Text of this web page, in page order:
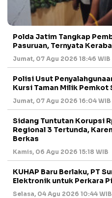
Polda Jatim Tangkap
Pasuruan, Ternyata
Jumat, 07 Agu 2026 18:46 WIB
Polisi Usut
Kursi Taman Milik Pemkot
Jumat, 07 Agu 2026 16:04 WIB
Sidang Tuntutan Korupsi
Regional 3 Tertunda,
Berkas
Kamis, 06 Agu 2026 15:18 WIB
KUHAP Baru Berlaku, PT
Elektronik untuk Perkara
Selasa, 04 Agu 2026 10:44 WIB